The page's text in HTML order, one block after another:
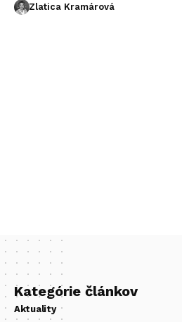
Zlatica Kramárová
Kategórie článkov
Aktuality